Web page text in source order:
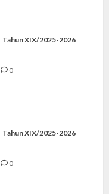
Tahun XIX/2025-2026
0
Tahun XIX/2025-2026
0